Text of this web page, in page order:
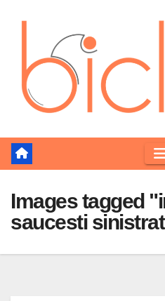
Images tagged
saucesti